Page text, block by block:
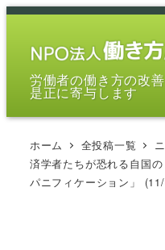
メ
労働者の働き方の改
是正に寄与します
ホーム 全投稿一覧
済学者たちが恐れる自国
パニフィケーション」